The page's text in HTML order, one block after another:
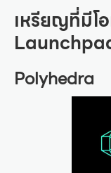
เหรียญที่มีโ
Polyhedra